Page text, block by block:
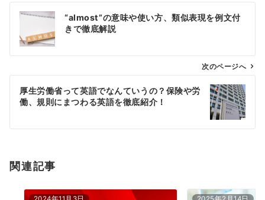
ン
“almost”の意味や使い方、類似表現を例文付
きで徹底解説
次のページへ
厚生労働省って英語でなんていうの？保険や労
働、規則にまつわる英語を徹底紹介！
関連記事